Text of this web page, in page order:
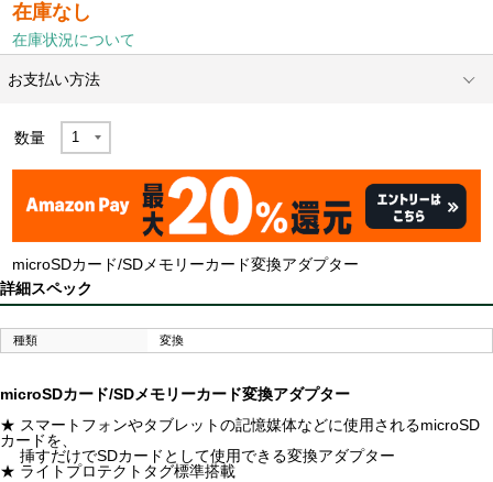
在庫なし
在庫状況について
お支払い方法
数量
microSDカード/SDメモリーカード変換アダプター
詳細スペック
種類 変換
microSDカード/SDメモリーカード変換アダプター
★ スマートフォンやタブレットの記憶媒体などに使用されるmicroSD
カードを、
挿すだけでSDカードとして使用できる変換アダプター
★ ライトプロテクトタグ標準搭載